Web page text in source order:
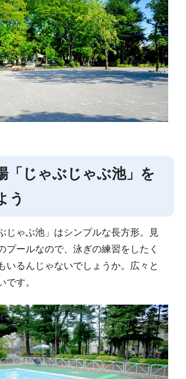
「じゃぶじゃぶ池」を
う
じゃぶ池」はシンプルな長方形。見
プールなので、泳ぎの練習をしたく
いるんじゃないでしょうか。広々と
です。